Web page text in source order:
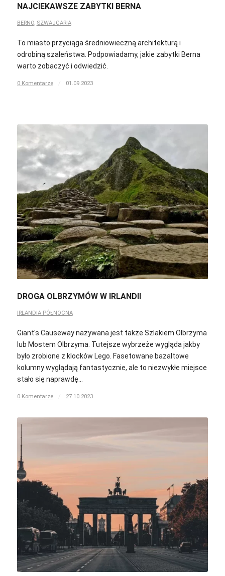
NAJCIEKAWSZE ZABYTKI BERNA
BERNO, SZWAJCARIA
To miasto przyciąga średniowieczną architekturą i
odrobiną szaleństwa. Podpowiadamy, jakie zabytki Berna
warto zobaczyć i odwiedzić.
0 Komentarze / 01.09.2023
DROGA OLBRZYMÓW W IRLANDII
IRLANDIA PÓŁNOCNA
Giant's Causeway nazywana jest także Szlakiem Olbrzyma
lub Mostem Olbrzyma. Tutejsze wybrzeże wygląda jakby
było zrobione z klocków Lego. Fasetowane bazaltowe
kolumny wyglądają fantastycznie, ale to niezwykłe miejsce
stało się naprawdę…
0 Komentarze / 27.10.2023